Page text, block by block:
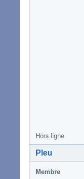
Hors ligne
Pleu
Membre